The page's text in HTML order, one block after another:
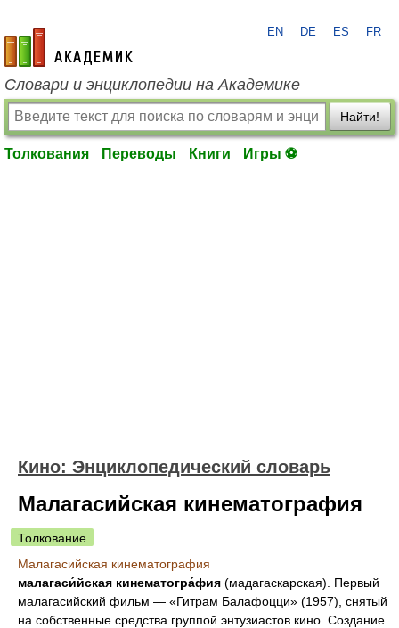
academic.ru
EN DE ES FR
Словари и энциклопедии на Академике
Найти!
Толкования Переводы Книги Игры ⚽
Кино: Энциклопедический словарь
Малагасийская кинематография
Толкование
Малагасийская кинематография
малагаси́йская кинематогра́фия (мадагаскарская). Первый
малагасийский фильм — «Гитрам Балафоцци» (1957), снятый
на собственные средства группой энтузиастов кино. Создание